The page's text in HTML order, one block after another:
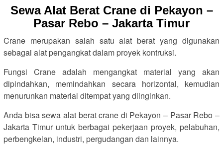
Sewa Alat Berat Crane di Pekayon –
Pasar Rebo – Jakarta Timur
Crane merupakan salah satu alat berat yang digunakan
sebagai alat pengangkat dalam proyek kontruksi.
Fungsi Crane adalah mengangkat material yang akan
dipindahkan, memindahkan secara horizontal, kemudian
menurunkan material ditempat yang diinginkan.
Anda bisa sewa alat berat crane di Pekayon – Pasar Rebo –
Jakarta Timur untuk berbagai pekerjaan proyek, pelabuhan,
perbengkelan, industri, pergudangan dan lainnya.